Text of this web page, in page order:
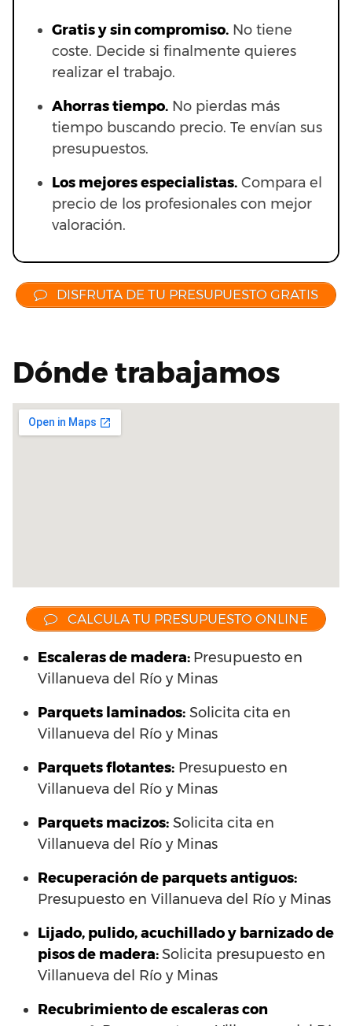
Gratis y sin compromiso. No tiene
coste. Decide si finalmente quieres
realizar el trabajo.
Ahorras tiempo. No pierdas más
tiempo buscando precio. Te envían sus
presupuestos.
Los mejores especialistas. Compara el
precio de los profesionales con mejor
valoración.
DISFRUTA DE TU PRESUPUESTO GRATIS
Dónde trabajamos
CALCULA TU PRESUPUESTO ONLINE
Escaleras de madera: Presupuesto en
Villanueva del Río y Minas
Parquets laminados: Solicita cita en
Villanueva del Río y Minas
Parquets flotantes: Presupuesto en
Villanueva del Río y Minas
Parquets macizos: Solicita cita en
Villanueva del Río y Minas
Recuperación de parquets antiguos:
Presupuesto en Villanueva del Río y Minas
Lijado, pulido, acuchillado y barnizado de
pisos de madera:Solicita presupuesto en
Villanueva del Río y Minas
Recubrimiento de escaleras con